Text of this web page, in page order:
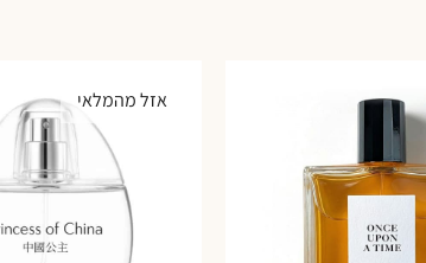
אזל מהמלאי